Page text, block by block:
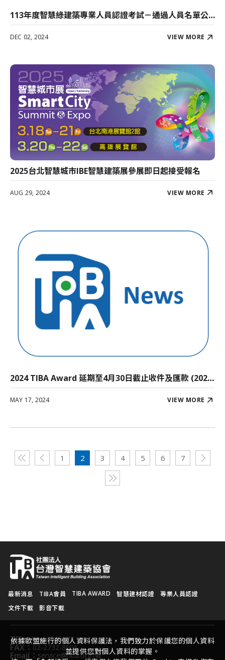
113年度智慧綠建築專業人員認證考試－通過人員名單公佈
DEC 02, 2024 VIEW MORE
2025台北智慧城市IBE智慧建築展參展即日起接受報名
AUG 29, 2024 VIEW MORE
2024 TIBA Award 延期至4月30日截止收件及匯款 (20240327公告)
MAY 17, 2024 VIEW MORE
1 2 3 4 5 6 7
最新消息 TIBA會員 TIBA AWARD 智慧建材認證
專業人員認證
文件下載
影音下載
TEL：02-27528072
FAX：02-2732-8006
Email： service@tiba.org.tw
依據歐盟施行的個人資料保護法，我們致力於保護您的個人資料
並提供您對個人資料的掌握。